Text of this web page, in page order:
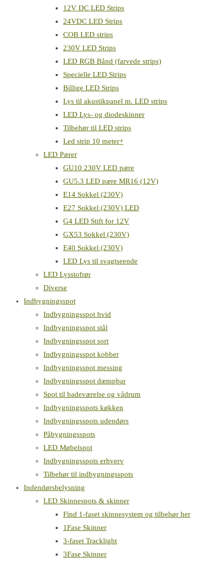
12V DC LED Strips
24VDC LED Strips
COB LED strips
230V LED Strips
LED RGB Bånd (farvede strips)
Specielle LED Strips
Billige LED Strips
Lys til akustikpanel m. LED strips
LED Lys- og diodeskinner
Tilbehør til LED strips
Led strip 10 meter+
LED Pærer
GU10 230V LED pære
GU5.3 LED pære MR16 (12V)
E14 Sokkel (230V)
E27 Sokkel (230V) LED
G4 LED Stift for 12V
GX53 Sokkel (230V)
E40 Sokkel (230V)
LED Lys til svagtseende
LED Lysstofrør
Diverse
Indbygningsspot
Indbygningsspot hvid
Indbygningsspot stål
Indbygningsspot sort
Indbygningsspot kobber
Indbygningsspot messing
Indbygningsspot dæmpbar
Spot til badeværelse og vådrum
Indbygningsspots køkken
Indbygningsspots udendørs
Påbygningsspots
LED Møbelspot
Indbygningsspots erhverv
Tilbehør til indbygningsspots
Indendørsbelysning
LED Skinnespots & skinner
Find 1-faset skinnesystem og tilbehør her
1Fase Skinner
3-faset Tracklight
3Fase Skinner